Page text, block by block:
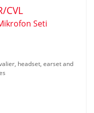
CVL
Seti
headset, earset and